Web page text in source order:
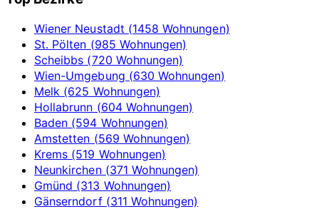
Wiener Neustadt (1458 Wohnungen)
St. Pölten (985 Wohnungen)
Scheibbs (720 Wohnungen)
Wien-Umgebung (630 Wohnungen)
Melk (625 Wohnungen)
Hollabrunn (604 Wohnungen)
Baden (594 Wohnungen)
Amstetten (569 Wohnungen)
Krems (519 Wohnungen)
Neunkirchen (371 Wohnungen)
Gmünd (313 Wohnungen)
Gänserndorf (311 Wohnungen)